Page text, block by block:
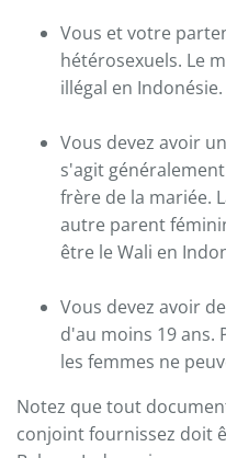
Vous et votre
hétérosexuels. Le
illégal en Indonésie.
Vous devez avoir un
s'agit
frère de la mariée.
autre parent
être le Wali en
Vous devez avoir
d'au moins 19 ans.
les femmes ne
Notez que tout
conjoint fournissez doit